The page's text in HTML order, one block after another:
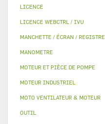
LICENCE
LICENCE WEBCTRL / IVU
MANCHETTE / ÉCRAN / REGISTRE
MANOMETRE
MOTEUR ET PIÈCE DE POMPE
MOTEUR INDUSTRIEL
MOTO VENTILATEUR & MOTEUR
OUTIL